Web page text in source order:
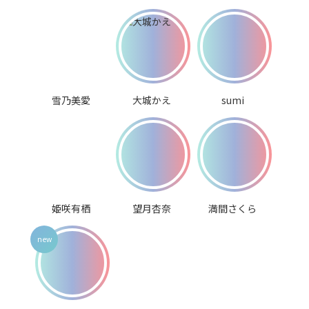
雪乃美愛 大城かえ sumi
姫咲有栖 望月杏奈 満間さくら